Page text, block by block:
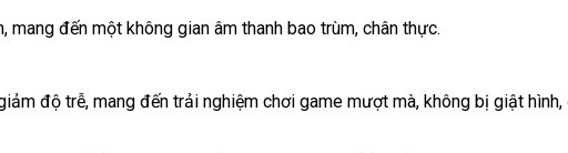
đến một không gian âm thanh bao trùm, chân thực.
độ trễ, mang đến trải nghiệm chơi game mượt mà, không bị giật